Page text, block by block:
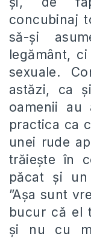
concubinaj
să-și
legământ,
sexuale.
astăzi, ca
oamenii au
practica ca
unei rude
trăiește în
păcat și
”Așa sunt
bucur că el
și nu cu